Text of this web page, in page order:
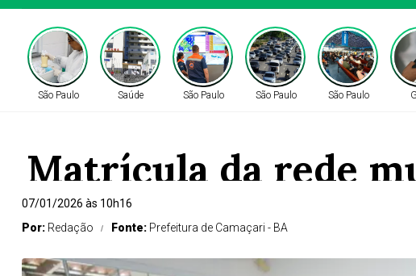
São Paulo Saúde São Paulo São Paulo São Paulo
Matrícula da rede
A Secretaria de Educação de Camaçari (Seduc) divulga
07/01/2026 às 10h16
Por: Redação Fonte: Prefeitura de Camaçari - BA